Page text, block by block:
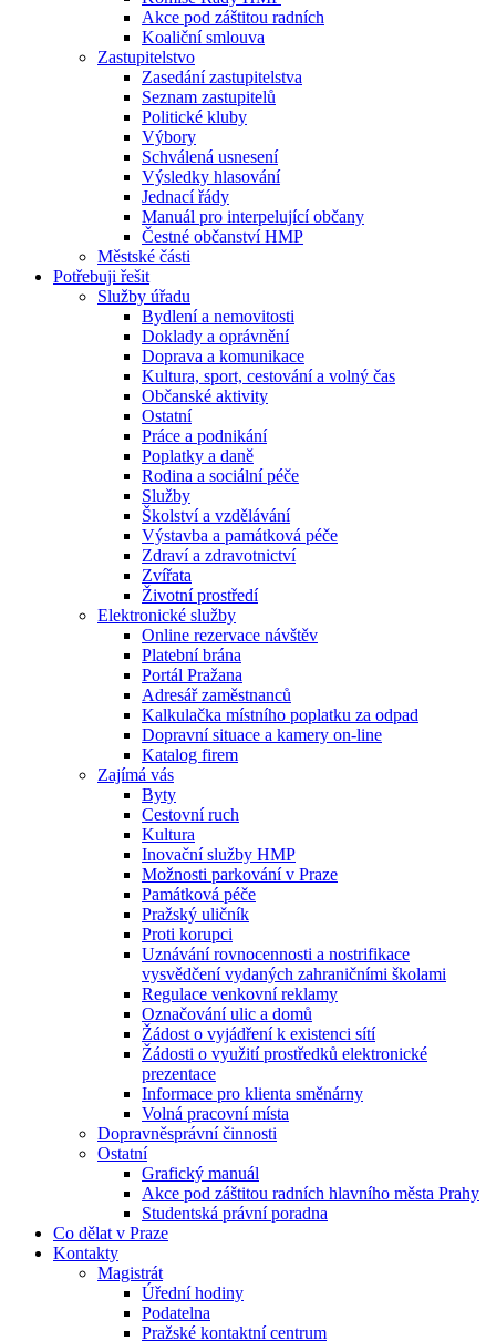
Akce pod záštitou radních
Koaliční smlouva
Zastupitelstvo
Zasedání zastupitelstva
Seznam zastupitelů
Politické kluby
Výbory
Schválená usnesení
Výsledky hlasování
Jednací řády
Manuál pro interpelující občany
Čestné občanství HMP
Městské části
Potřebuji řešit
Služby úřadu
Bydlení a nemovitosti
Doklady a oprávnění
Doprava a komunikace
Kultura, sport, cestování a volný čas
Občanské aktivity
Ostatní
Práce a podnikání
Poplatky a daně
Rodina a sociální péče
Služby
Školství a vzdělávání
Výstavba a památková péče
Zdraví a zdravotnictví
Zvířata
Životní prostředí
Elektronické služby
Online rezervace návštěv
Platební brána
Portál Pražana
Adresář zaměstnanců
Kalkulačka místního poplatku za odpad
Dopravní situace a kamery on-line
Katalog firem
Zajímá vás
Byty
Cestovní ruch
Kultura
Inovační služby HMP
Možnosti parkování v Praze
Památková péče
Pražský uličník
Proti korupci
Uznávání rovnocennosti a nostrifikace
vysvědčení vydaných zahraničními školami
Regulace venkovní reklamy
Označování ulic a domů
Žádost o vyjádření k existenci sítí
Žádosti o využití prostředků elektronické
prezentace
Informace pro klienta směnárny
Volná pracovní místa
Dopravněsprávní činnosti
Ostatní
Grafický manuál
Akce pod záštitou radních hlavního města Prahy
Studentská právní poradna
Co dělat v Praze
Kontakty
Magistrát
Úřední hodiny
Podatelna
Pražské kontaktní centrum